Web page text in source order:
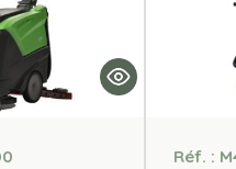
Réf. :